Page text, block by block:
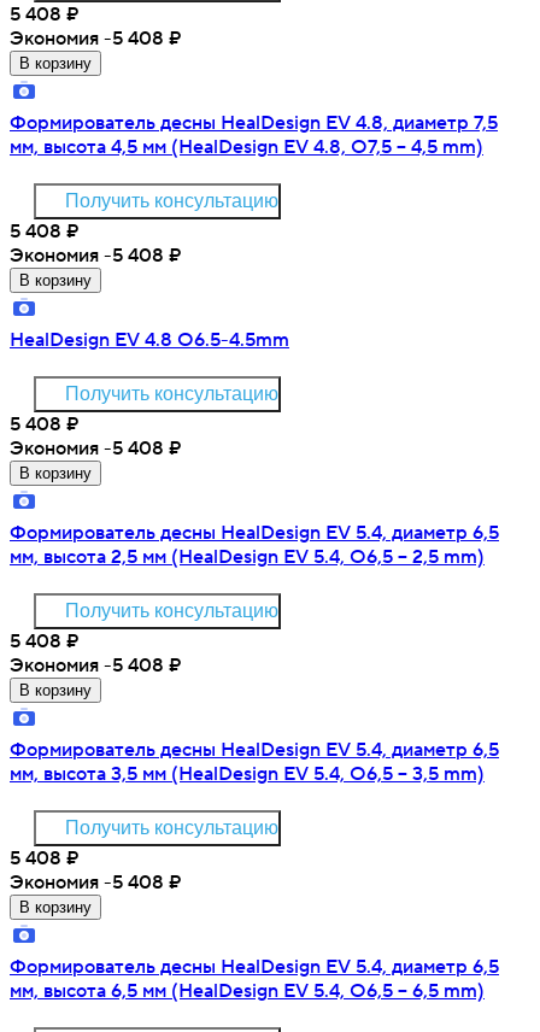
5 408 ₽
Экономия -5 408 ₽
В корзину
Формирователь десны HealDesign EV 4.8, диаметр 7,5
мм, высота 4,5 мм (HealDesign EV 4.8, O7,5 – 4,5 mm)
Получить консультацию
5 408 ₽
Экономия -5 408 ₽
В корзину
HealDesign EV 4.8 O6.5-4.5mm
Получить консультацию
5 408 ₽
Экономия -5 408 ₽
В корзину
Формирователь десны HealDesign EV 5.4, диаметр 6,5
мм, высота 2,5 мм (HealDesign EV 5.4, O6,5 – 2,5 mm)
Получить консультацию
5 408 ₽
Экономия -5 408 ₽
В корзину
Формирователь десны HealDesign EV 5.4, диаметр 6,5
мм, высота 3,5 мм (HealDesign EV 5.4, O6,5 – 3,5 mm)
Получить консультацию
5 408 ₽
Экономия -5 408 ₽
В корзину
Формирователь десны HealDesign EV 5.4, диаметр 6,5
мм, высота 6,5 мм (HealDesign EV 5.4, O6,5 – 6,5 mm)